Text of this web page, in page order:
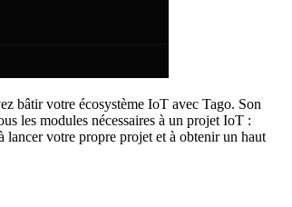
bâtir votre écosystème IoT avec Tago. Son
les modules nécessaires à un projet IoT :
lancer votre propre projet et à obtenir un haut